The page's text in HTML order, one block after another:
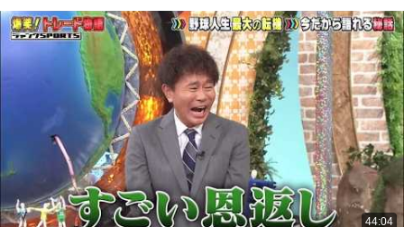
44:04